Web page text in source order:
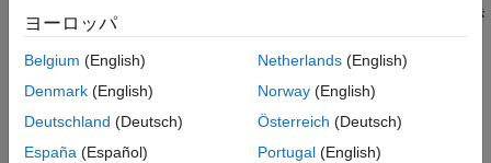
を生成している場合は、パラメーターを
に設定でき
ます。
[コード インターフェイスのパッケージ化] が [再利用可能な関数]
に設定されている場合、コード ジェネレーターは以下を行いま
す。
ヨーロッパ
Belgium (English)
Denmark (English)
Deutschland (Deutsch)
España (Español)
Netherlands(English)
Norway(English)
Österreich (Deutsch)
Portugal(English)